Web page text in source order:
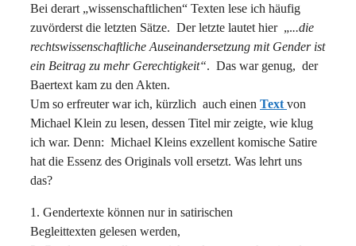
Bei derart „wissenschaftlichen“ Texten lese ich häufig
zuvörderst die letzten Sätze. Der letzte lautet hier „...die
rechtswissenschaftliche Auseinandersetzung mit Gender ist
ein Beitrag zu mehr Gerechtigkeit“. Das war genug, der
Baertext kam zu den Akten.
Um so erfreuter war ich, kürzlich auch einen Text von
Michael Klein zu lesen, dessen Titel mir zeigte, wie klug
ich war. Denn: Michael Kleins exzellent komische Satire
hat die Essenz des Originals voll ersetzt. Was lehrt uns
das?
1. Gendertexte können nur in satirischen
Begleittexten gelesen werden,